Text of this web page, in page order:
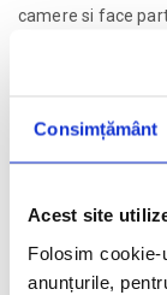
Consimțământ
Acest site
Folosim
anunțurile,
camere si face
Camere hotel
Demipensiune;